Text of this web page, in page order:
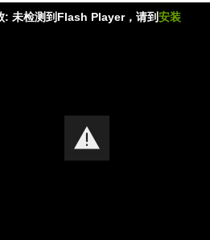
: 未检测到Flash Player，请到安装